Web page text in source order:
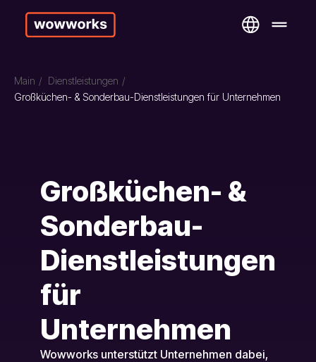
Main / Dienstleistungen /
Großküchen- & Sonderbau-Dienstleistungen für Unternehmen
Großküchen- &
Sonderbau-
Dienstleistungen
für
Unternehmen
Wowworks unterstützt Unternehmen dabei,